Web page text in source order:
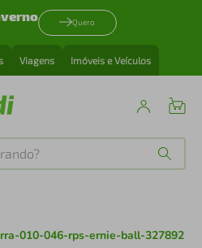
Quero
Viagens Imóveis e Veículos
010-046-rps-ernie-ball-327892